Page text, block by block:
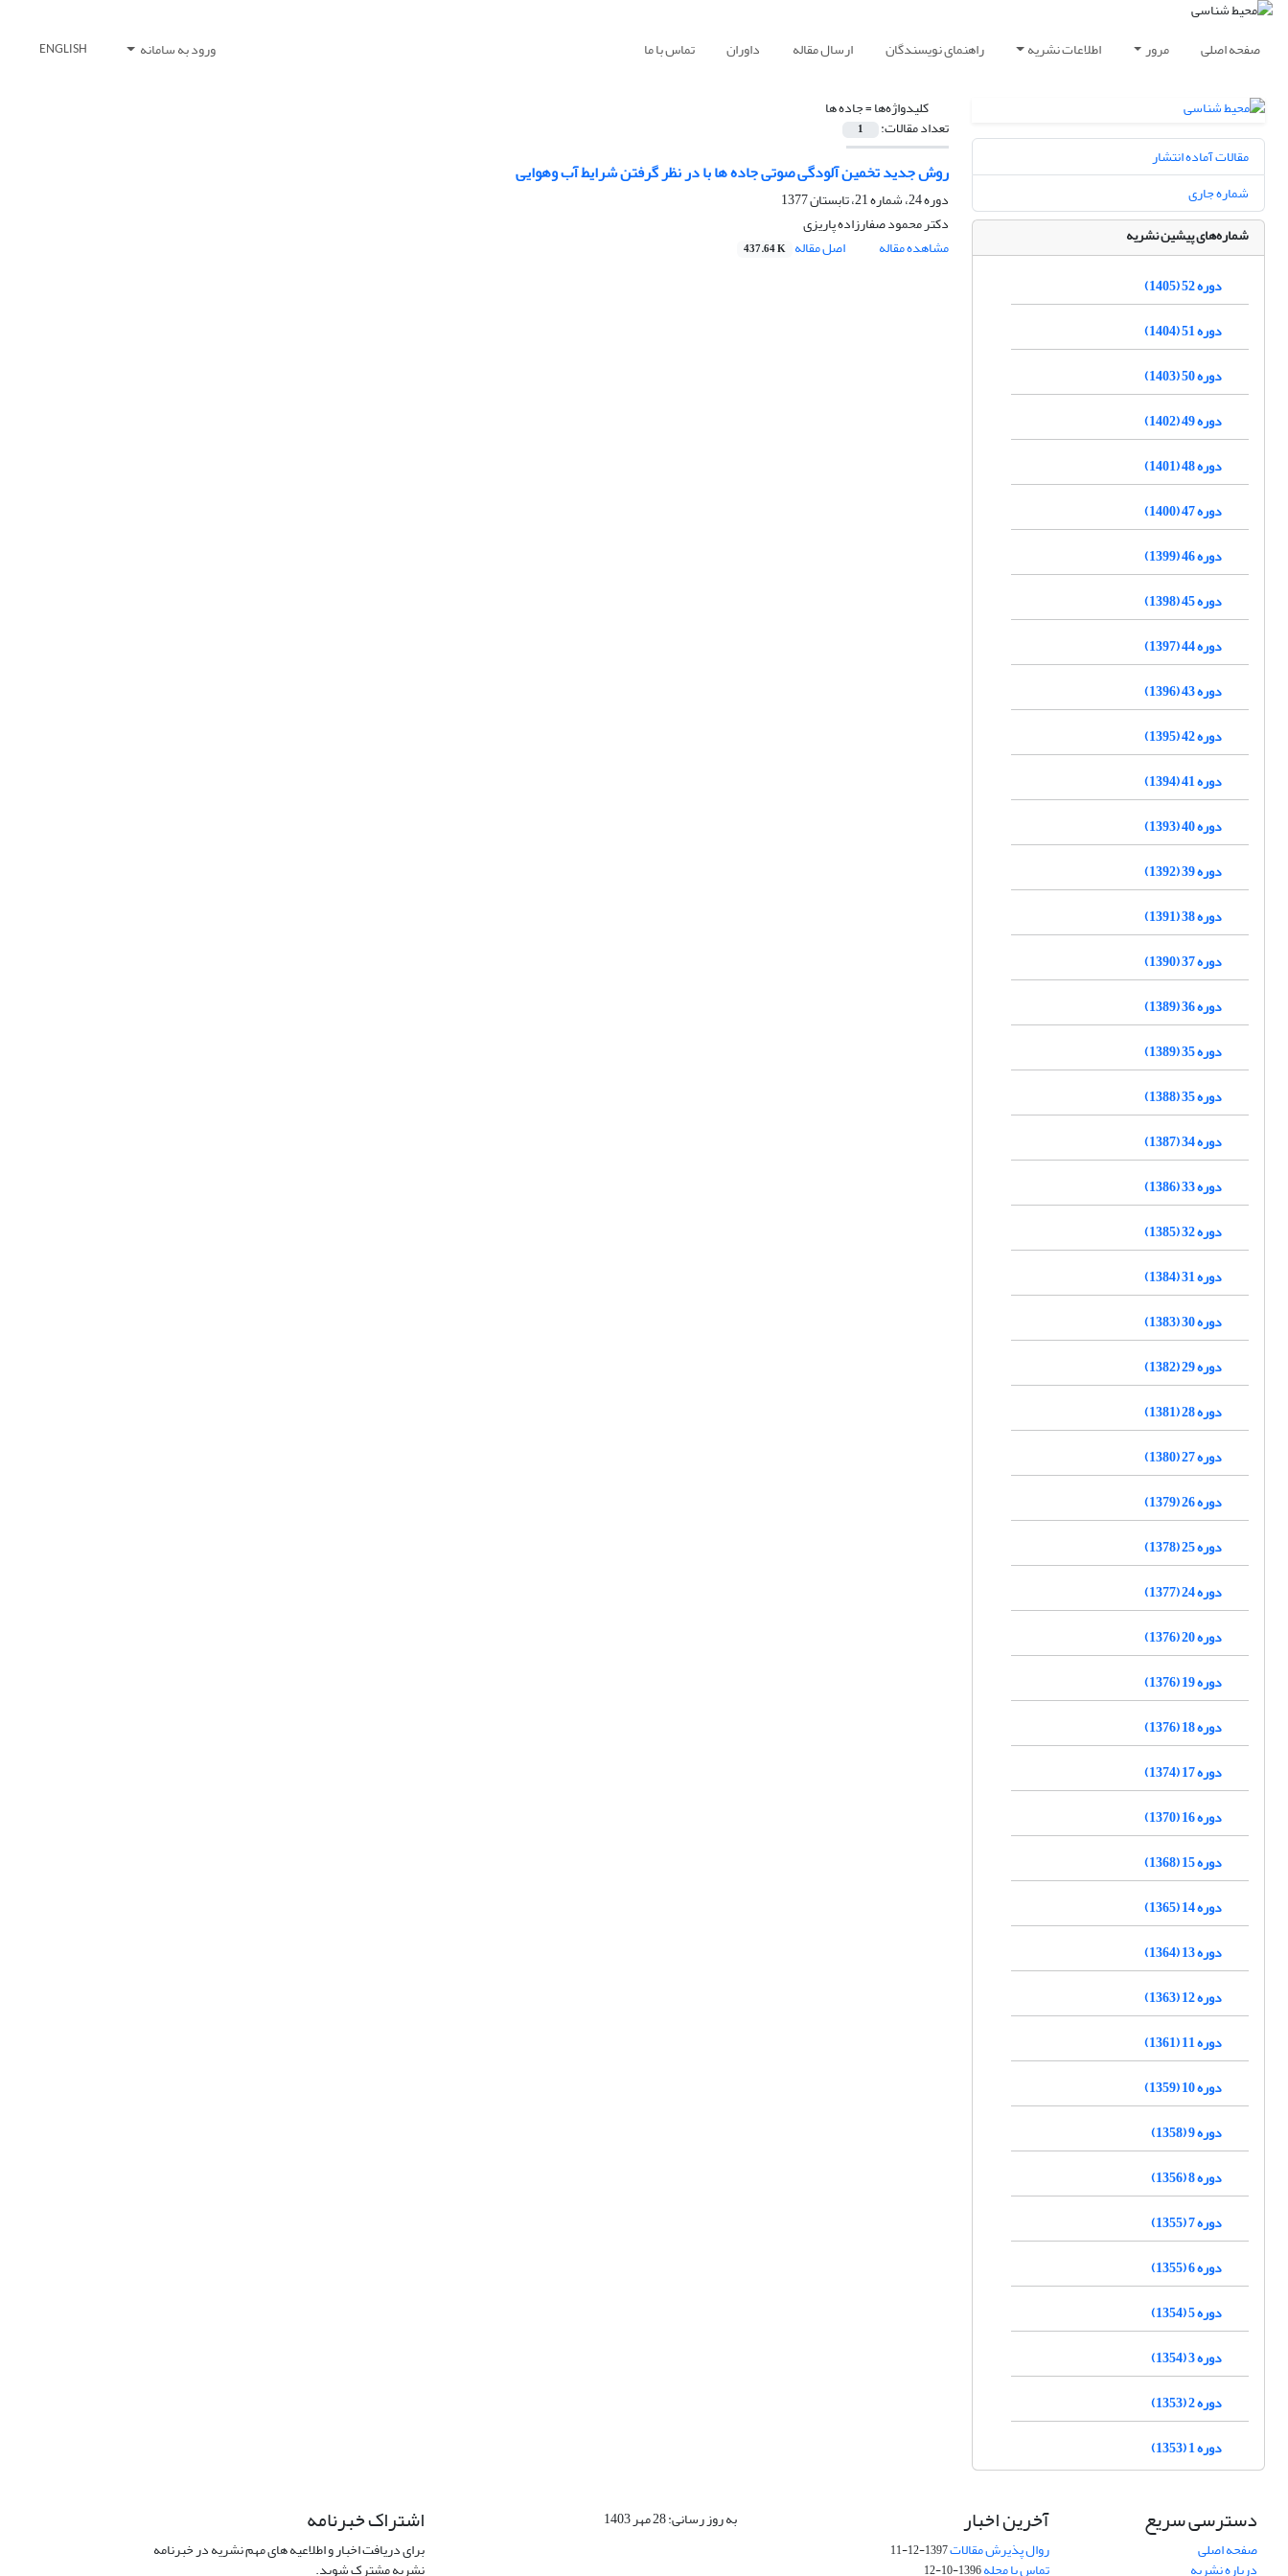
صفحه اصلی مرور اطلاعات نشریه راهنمای نویسندگان ارسال مقاله داوران تماس با ما ورود به سامانه ENGLISH
کلیدواژه‌ها =جاده ها
تعداد مقالات: 1
روش جدید تخمین آلودگی صوتی جاده ها با در نظر گرفتن شرایط آب وهوایی
دوره 24، شماره 21، تابستان 1377
دکتر محمود صفارزاده پاریزی
مشاهده مقاله
اصل مقاله 437.64 K
مقالات آماده انتشار
شماره جاری
شماره‌های پیشین نشریه
دوره 52 (1405)
دوره 51 (1404)
دوره 50 (1403)
دوره 49 (1402)
دوره 48 (1401)
دوره 47 (1400)
دوره 46 (1399)
دوره 45 (1398)
دوره 44 (1397)
دوره 43 (1396)
دوره 42 (1395)
دوره 41 (1394)
دوره 40 (1393)
دوره 39 (1392)
دوره 38 (1391)
دوره 37 (1390)
دوره 36 (1389)
دوره 35 (1389)
دوره 35 (1388)
دوره 34 (1387)
دوره 33 (1386)
دوره 32 (1385)
دوره 31 (1384)
دوره 30 (1383)
دوره 29 (1382)
دوره 28 (1381)
دوره 27 (1380)
دوره 26 (1379)
دوره 25 (1378)
دوره 24 (1377)
دوره 20 (1376)
دوره 19 (1376)
دوره 18 (1376)
دوره 17 (1374)
دوره 16 (1370)
دوره 15 (1368)
دوره 14 (1365)
دوره 13 (1364)
دوره 12 (1363)
دوره 11 (1361)
دوره 10 (1359)
دوره 9 (1358)
دوره 8 (1356)
دوره 7 (1355)
دوره 6 (1355)
دوره 5 (1354)
دوره 3 (1354)
دوره 2 (1353)
دوره 1 (1353)
دسترسی سریع
صفحه اصلی
درباره نشریه
آخرین اخبار
روال پذیرش مقالات1397-12-11
تماس با مجله1396-10-12
به روز رسانی: 28 مهر 1403 اشتراک خبرنامه
برای دریافت اخبار و اطلاعیه های مهم نشریه در خبرنامه
نشریه مشترک شوید.